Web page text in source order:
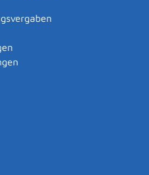
- dezentrale Beseitigung von
oder anzeigen
zum Schichtbetrieb
beantragen
beantragen
bewerben
Kindes -
beantragen
Kindes -
in eine starke